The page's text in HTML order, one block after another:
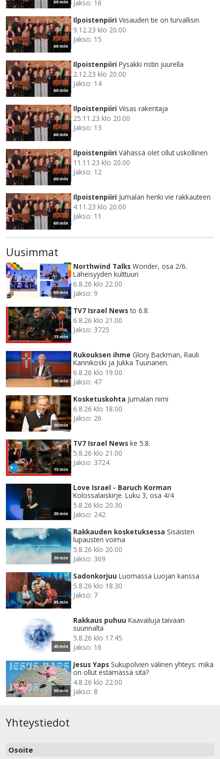
60 min Jakso: 16
60 min
Ilpoistenpiiri Viisauden tie on turvallisin
9.12.23 klo 20.00
Jakso: 15
60 min
Ilpoistenpiiri Pysäkki ristin juurella
2.12.23 klo 20.00
Jakso: 14
60 min
Ilpoistenpiiri Viisas rakentaja
25.11.23 klo 20.00
Jakso: 13
60 min
Ilpoistenpiiri Vähässä olet ollut uskollinen
11.11.23 klo 20.00
Jakso: 12
60 min
Ilpoistenpiiri Jumalan henki vie rakkauteen
4.11.23 klo 20.00
Jakso: 11
Uusimmat
60 min
Northwind Talks Wonder, osa 2/6.
Läheisyyden kulttuuri
6.8.26 klo 22.00
Jakso: 9
15 min
TV7 Israel News to 6.8.
6.8.26 klo 21.00
Jakso: 3725
90 min
Rukouksen ihme Glory Backman, Rauli
Kannikoski ja Jukka Tuunanen.
6.8.26 klo 19.00
Jakso: 47
30 min
Kosketuskohta Jumalan nimi
6.8.26 klo 18.00
Jakso: 26
15 min
TV7 Israel News ke 5.8.
5.8.26 klo 21.00
Jakso: 3724
30 min
Love Israel - Baruch Korman
Kolossalaiskirje. Luku 3, osa 4/4
5.8.26 klo 20.30
Jakso: 242
30 min
Rakkauden kosketuksessa Sisäisten
lupausten voima
5.8.26 klo 20.00
Jakso: 369
85 min
Sadonkorjuu Luomassa Luojan kanssa
5.8.26 klo 18.30
Jakso: 7
45 min
Rakkaus puhuu Kaavailuja taivaan
suunnalta
5.8.26 klo 17.45
Jakso: 16
50 min
Jesus Yaps Sukupolvien välinen yhteys: mikä
on ollut estämässä sitä?
4.8.26 klo 22.00
Jakso: 8
Yhteystiedot
Osoite